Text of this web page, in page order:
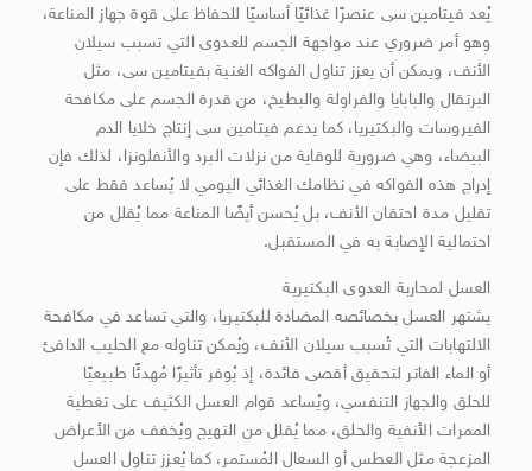
يُعد فيتامين سى عنصرًا غذائيًا أساسيًا للحفاظ على قوة جهاز المناعة،
وهو أمر ضروري عند مواجهة الجسم للعدوى التي تسبب سيلان
الأنف، ويمكن أن يعزز تناول الفواكه الغنية بفيتامين سى، مثل
البرتقال والبابايا والفراولة والبطيخ، من قدرة الجسم على مكافحة
الفيروسات والبكتيريا، كما يدعم فيتامين سى إنتاج خلايا الدم
البيضاء، وهي ضرورية للوقاية من نزلات البرد والأنفلونزا، لذلك فإن
إدراج هذه الفواكه في نظامك الغذائي اليومي لا يُساعد فقط على
تقليل مدة احتقان الأنف، بل يُحسن أيضًا المناعة مما يُقلل من
احتمالية الإصابة به في المستقبل.
العسل لمحاربة العدوى البكتيرية
يشتهر العسل بخصائصه المضادة للبكتيريا، والتي تساعد في مكافحة
الالتهابات التي تُسبب سيلان الأنف، ويُمكن تناوله مع الحليب الدافئ
أو الماء الفاتر لتحقيق أقصى فائدة، إذ يُوفر تأثيرًا مُهدئًا طبيعيًا
للحلق والجهاز التنفسي، ويُساعد قوام العسل الكثيف على تغطية
الممرات الأنفية والحلق، مما يُقلل من التهيج ويُخفف من الأعراض
المزعجة مثل العطس أو السعال المُستمر، كما يُعزز تناول العسل